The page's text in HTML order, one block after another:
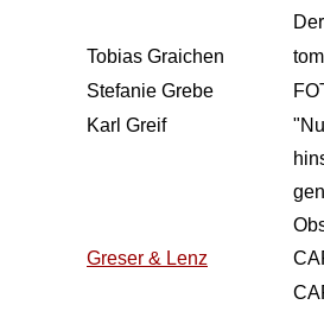
Tobias Graichen
Stefanie Grebe
Karl Greif
Greser & Lenz